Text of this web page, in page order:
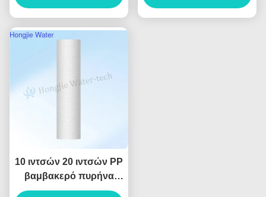
μαγγανίου
απόρριψη αλάτων 99%
10 ιντσών 20 ιντσών PP
βαμβακερό πυρήνα
ενεργοποιημένο φίλτρο